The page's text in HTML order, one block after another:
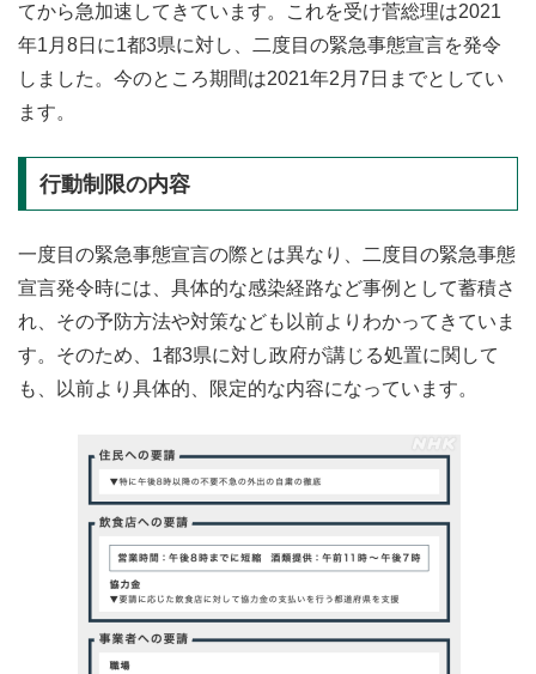
てから急加速してきています。これを受け菅総理は2021
年1月8日に1都3県に対し、二度目の緊急事態宣言を発令
しました。今のところ期間は2021年2月7日までとしてい
ます。
行動制限の内容
一度目の緊急事態宣言の際とは異なり、二度目の緊急事態
宣言発令時には、具体的な感染経路など事例として蓄積さ
れ、その予防方法や対策なども以前よりわかってきていま
す。そのため、1都3県に対し政府が講じる処置に関して
も、以前より具体的、限定的な内容になっています。